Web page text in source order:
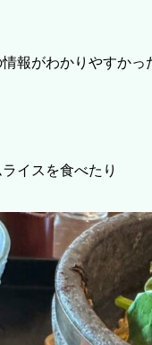
報がわかりやすかっ
イスを食べたり